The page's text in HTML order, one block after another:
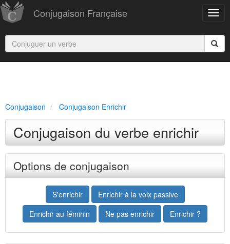
Conjugaison Française
Conjugaison Conjugaison Enrichir
Conjugaison du verbe enrichir
Options de conjugaison
S'enrichir
Enrichir à la voix passive
Enrichir au féminin
Ne pas enrichir Enrichir ?